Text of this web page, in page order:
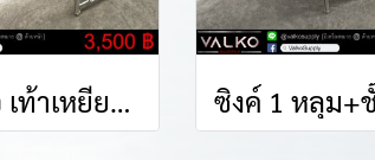
ซิงค์ล้างมือ เท้าเหยียบ 35x35x85(+40) cm.